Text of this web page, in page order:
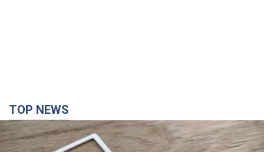
Мобільні оператори підвищили тарифи "до